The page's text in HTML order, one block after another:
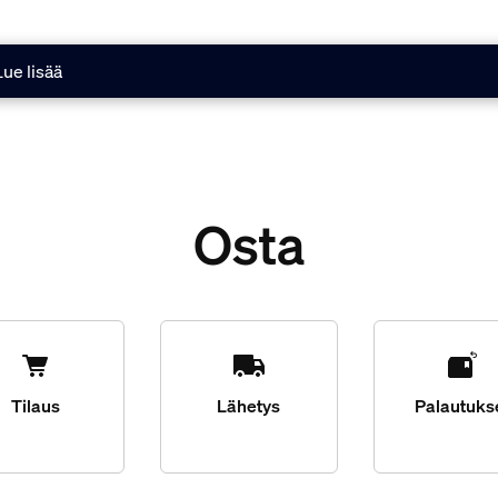
lisää
Osta
Tilaus Lähetys